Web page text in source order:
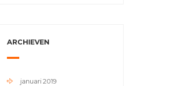
ARCHIEVEN
januari 2019